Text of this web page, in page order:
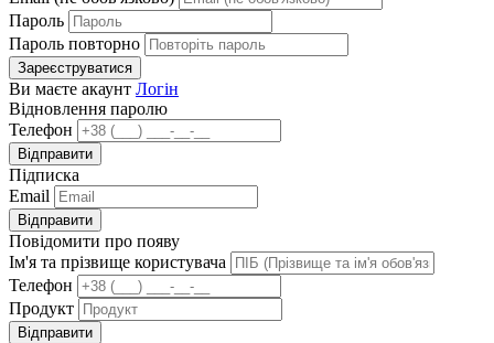
Пароль
Пароль повторно
Зареєструватися
Ви маєте акаунт Логін
Відновлення паролю
Телефон
Відправити
Підписка
Email
Відправити
Повідомити про появу
Ім'я та прізвище користувача
Телефон
Продукт
Відправити